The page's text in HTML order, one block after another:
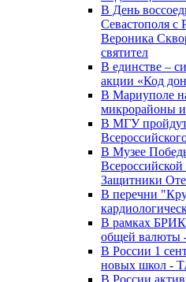
В День
Севастополя с
Вероника
святител
В единстве –
акции «Код
В Мариуполе
микрорайоны
В МГУ
В Музее
Защитники
В перечни
В рамках
общей валюты
В России 1
новых школ -
В России